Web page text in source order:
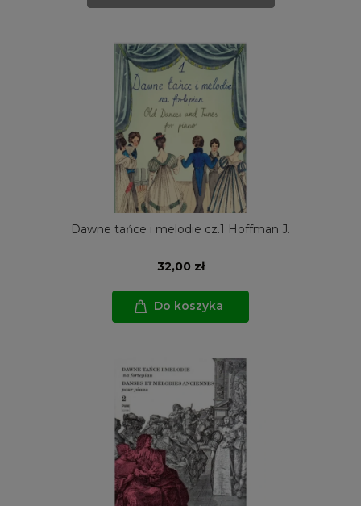
Dawne tańce i melodie cz.1 Hoffman J.
32,00 zł
Do koszyka